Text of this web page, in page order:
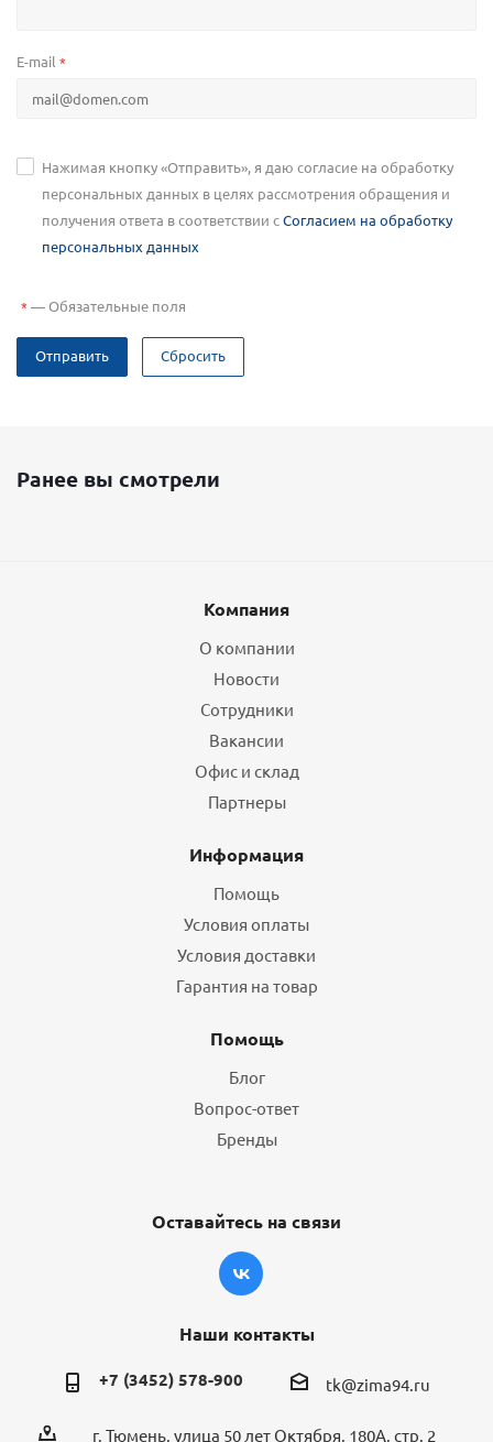
E-mail *
Нажимая кнопку «Отправить», я даю согласие на обработку
персональных данных в целях рассмотрения обращения и
получения ответа в соответствии сСогласием на обработку
персональных данных
*—Обязательные поля
Отправить Сбросить
Ранее вы смотрели
Компания
О компании
Новости
Сотрудники
Вакансии
Офис и склад
Партнеры
Информация
Помощь
Условия оплаты
Условия доставки
Гарантия на товар
Помощь
Блог
Вопрос-ответ
Бренды
Оставайтесь на связи
Наши контакты
+7 (3452) 578-900 tk@zima94.ru
г. Тюмень, улица 50 лет Октября, 180А, стр. 2